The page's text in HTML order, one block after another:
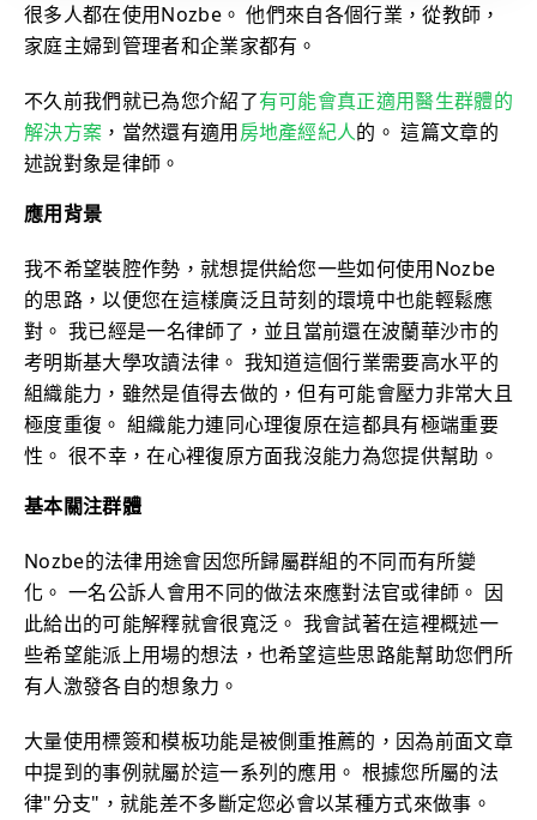
很多人都在使用Nozbe。 他們來自各個行業，從教師，
家庭主婦到管理者和企業家都有。
不久前我們就已為您介紹了有可能會真正適用醫生群體的
解決方案 ，當然還有適用房地產經紀人的。 這篇文章的
述說對象是律師。
應用背景
我不希望裝腔作勢，就想提供給您一些如何使用Nozbe
的思路，以便您在這樣廣泛且苛刻的環境中也能輕鬆應
對。 我已經是一名律師了，並且當前還在波蘭華沙市的
考明斯基大學攻讀法律。 我知道這個行業需要高水平的
組織能力，雖然是值得去做的，但有可能會壓力非常大且
極度重復。 組織能力連同心理復原在這都具有極端重要
性。 很不幸，在心裡復原方面我沒能力為您提供幫助。
基本關注群體
Nozbe的法律用途會因您所歸屬群組的不同而有所變
化。 一名公訴人會用不同的做法來應對法官或律師。 因
此給出的可能解釋就會很寬泛。 我會試著在這裡概述一
些希望能派上用場的想法，也希望這些思路能幫助您們所
有人激發各自的想象力。
大量使用標簽和模板功能是被側重推薦的，因為前面文章
中提到的事例就屬於這一系列的應用。 根據您所屬的法
律"分支"，就能差不多斷定您必會以某種方式來做事。